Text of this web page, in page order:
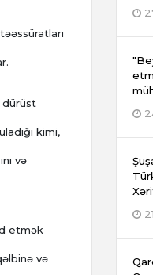
dürüst
kimi,
və
etmək
və